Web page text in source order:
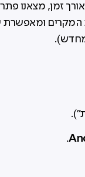
זמן, מצאנו פתרון
ומאפשרת
מחדש).
.